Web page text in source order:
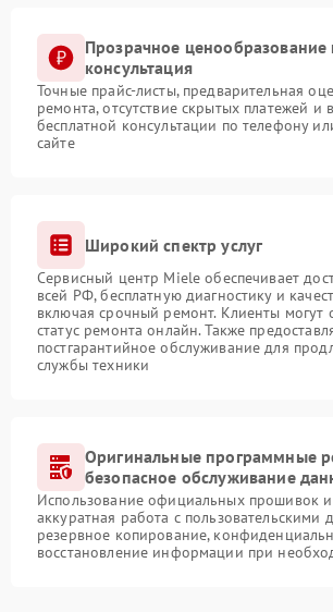
Прозрачное ценообразование
консультация
Точные прайс-листы, предварительная
ремонта, отсутствие скрытых платежей и
бесплатной консультации по телефону
сайте
Широкий спектр услуг
Сервисный центр Miele обеспечивает
всей РФ, бесплатную диагностику и
включая срочный ремонт. Клиенты могут
статус ремонта онлайн. Также
постгарантийное обслуживание для
службы техники
Оригинальные программные
безопасное обслуживание
Использование официальных прошивок
аккуратная работа с пользовательскими
резервное копирование,
восстановление информации при